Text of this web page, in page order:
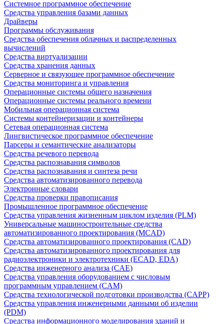
Системное программное обеспечение
Средства управления базами данных
Драйверы
Программы обслуживания
Средства обеспечения облачных и распределенных
вычислений
Средства виртуализации
Средства хранения данных
Серверное и связующее программное обеспечение
Средства мониторинга и управления
Операционные системы общего назначения
Операционные системы реального времени
Мобильная операционная система
Системы контейнеризации и контейнеры
Сетевая операционная система
Лингвистическое программное обеспечение
Парсеры и семантические анализаторы
Средства речевого перевода
Средства распознавания символов
Средства распознавания и синтеза речи
Средства автоматизированного перевода
Электронные словари
Средства проверки правописания
Промышленное программное обеспечение
Средства управления жизненным циклом изделия (PLM)
Универсальные машиностроительные средства
автоматизированного проектирования (MCAD)
Средства автоматизированного проектирования (CAD)
Средства автоматизированного проектирования для
радиоэлектроники и электротехники (ECAD, EDA)
Средства инженерного анализа (CAE)
Средства управления оборудованием с числовым
программным управлением (CAM)
Средства технологической подготовки производства (CAPP)
Средства управления инженерными данными об изделии
(PDM)
Средства информационного моделирования зданий и